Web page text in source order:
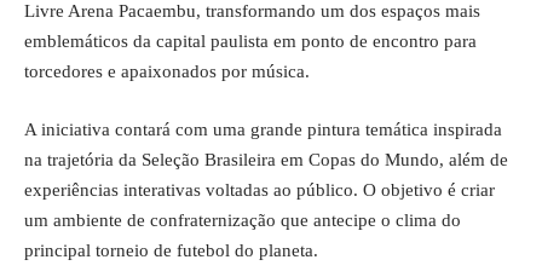
Livre Arena Pacaembu, transformando um dos espaços mais
emblemáticos da capital paulista em ponto de encontro para
torcedores e apaixonados por música.
A iniciativa contará com uma grande pintura temática inspirada
na trajetória da Seleção Brasileira em Copas do Mundo, além de
experiências interativas voltadas ao público. O objetivo é criar
um ambiente de confraternização que antecipe o clima do
principal torneio de futebol do planeta.